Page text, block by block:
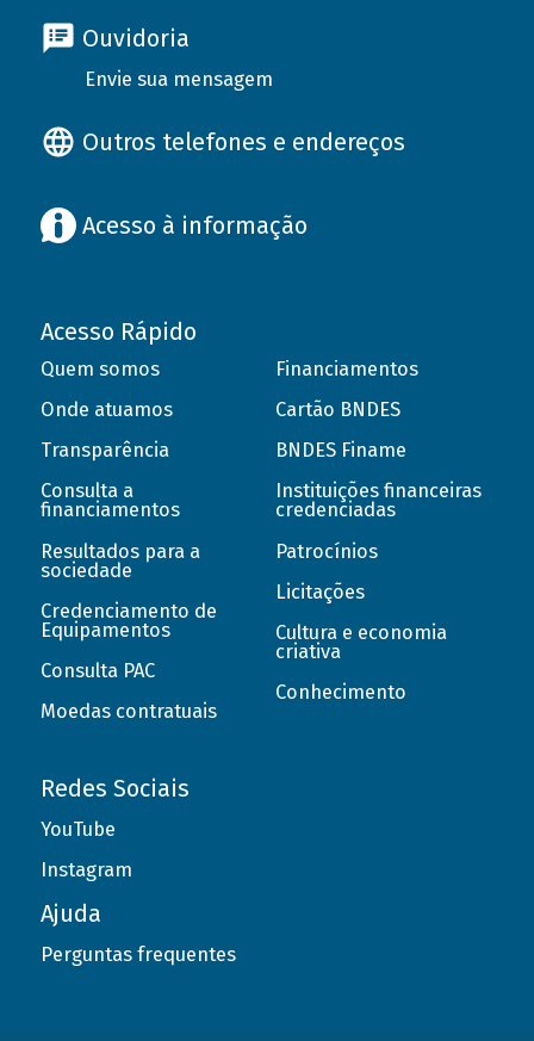
Ouvidoria
Envie sua mensagem
Outros telefones e endereços
Acesso à informação
Acesso Rápido
Quem somos
Onde atuamos
Transparência
Consulta a
financiamentos
Resultados para a
sociedade
Credenciamento de
Equipamentos
Consulta PAC
Moedas contratuais
Financiamentos
Cartão BNDES
BNDES Finame
Instituições financeiras
credenciadas
Patrocínios
Licitações
Cultura e economia
criativa
Conhecimento
Redes Sociais
YouTube
Instagram
Ajuda
Perguntas frequentes